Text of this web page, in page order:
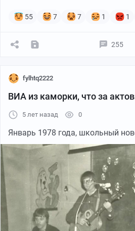
55 7 7 1 1
255
fylhtq2222
ВИА из каморки, что за
5 лет назад 0
Январь 1978 года, школьный